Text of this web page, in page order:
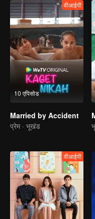
10 एपिसोड
वीआईपी
Married by Accident
प्रेम · भूखंड
वीआईपी